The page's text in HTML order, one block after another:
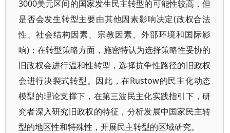
3000美元区间的国家发生民主转型的可能性较高，但
是否会发生转型主要由其他因素影响决定(政权合法
性、社会结构因素、宗教因素、外部环境和国际影
响)；在转型策略方面，施密特认为选择策略性妥协的
旧政权会进行温和性转型，选择抗争性路径的旧政权
会进行决裂式转型。因此，在Rustow的民主化动态
模型的理论支撑下，在第三波民主化实践指引下，研
究者深入研究旧政权的特征，分析发展中国家民主转
型的地区性和特殊性，开展民主转型的区域研究。